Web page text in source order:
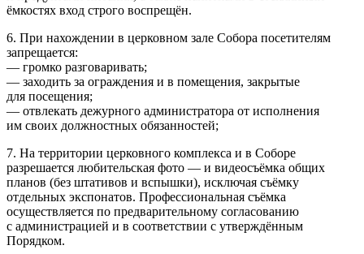
ёмкостях вход строго воспрещён.
6. При нахождении в церковном зале Собора посетителям
запрещается:
— громко разговаривать;
— заходить за ограждения и в помещения, закрытые
для посещения;
— отвлекать дежурного администратора от исполнения
им своих должностных обязанностей;
7. На территории церковного комплекса и в Соборе
разрешается любительская фото — и видеосъёмка общих
планов (без штативов и вспышки), исключая съёмку
отдельных экспонатов. Профессиональная съёмка
осуществляется по предварительному согласованию
с администрацией и в соответствии с утверждённым
Порядком.